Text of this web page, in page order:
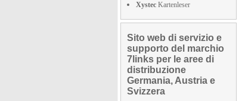
Xystec Kartenleser
Sito web di servizio e
supporto del marchio
7links per le aree di
distribuzione
Germania, Austria e
Svizzera